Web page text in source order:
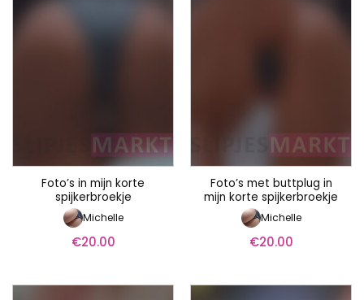
Foto’s in mijn korte
spijkerbroekje
Michelle
€20.00
Foto’s met buttplug in
mijn korte spijkerbroekje
Michelle
€20.00